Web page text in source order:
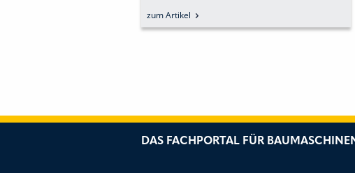
INTELLIGENTER
MASCHINENSTEUERUNG
zum Artikel
DAS FACHPORTAL FÜR